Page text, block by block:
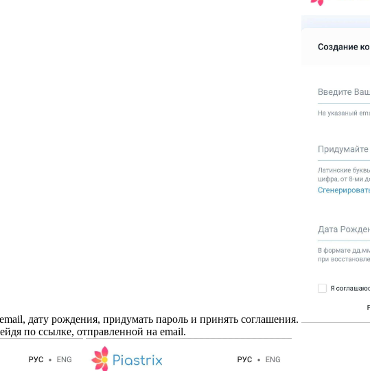
дату рождения, придумать пароль и принять соглашения.
по ссылке, отправленной на email.